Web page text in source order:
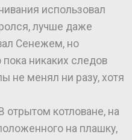
использовал
лучше даже
Сенежем, но
никаких следов
не менял ни разу, хотя
отрытом котловане, на
на плашку,